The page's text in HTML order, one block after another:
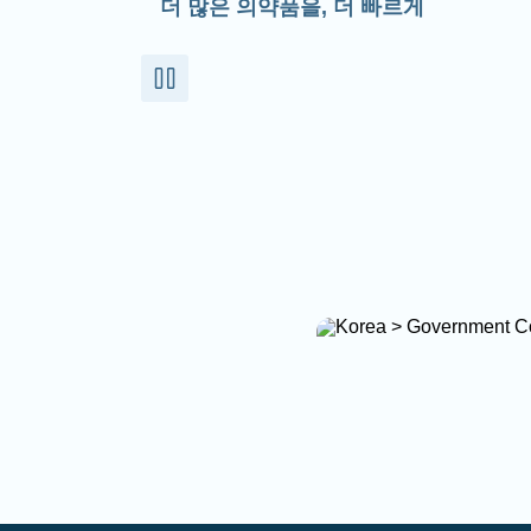
더 많은 의약품을, 더 빠르게